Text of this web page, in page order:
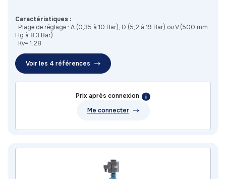
Caractéristiques :
. Plage de réglage : A (0,35 à 10 Bar), D (5,2 à 19 Bar) ou V (500 mm
Hg à 8,3 Bar)
. Kv= 1.28
Voir les 4 références
Prix après connexion
Me connecter